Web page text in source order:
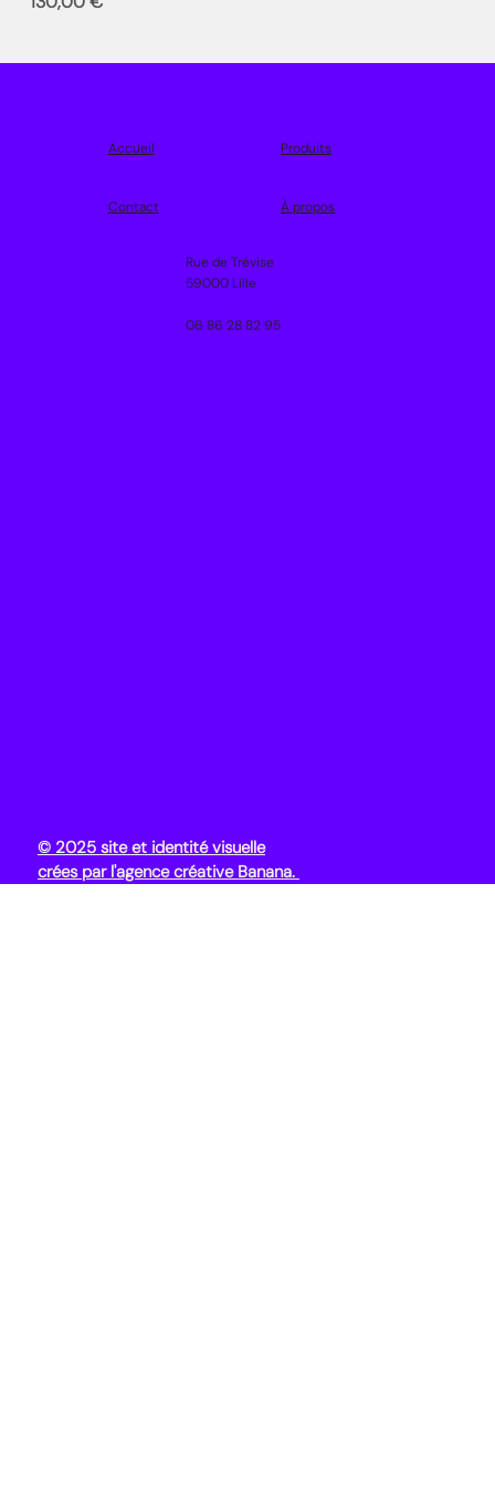
Produits
Accueil
Contact À propos
Rue de Trévise
59000 Lille
06 86 28 82 95
© 2025 site et identité visuelle
crées par l'agence créative Banana.